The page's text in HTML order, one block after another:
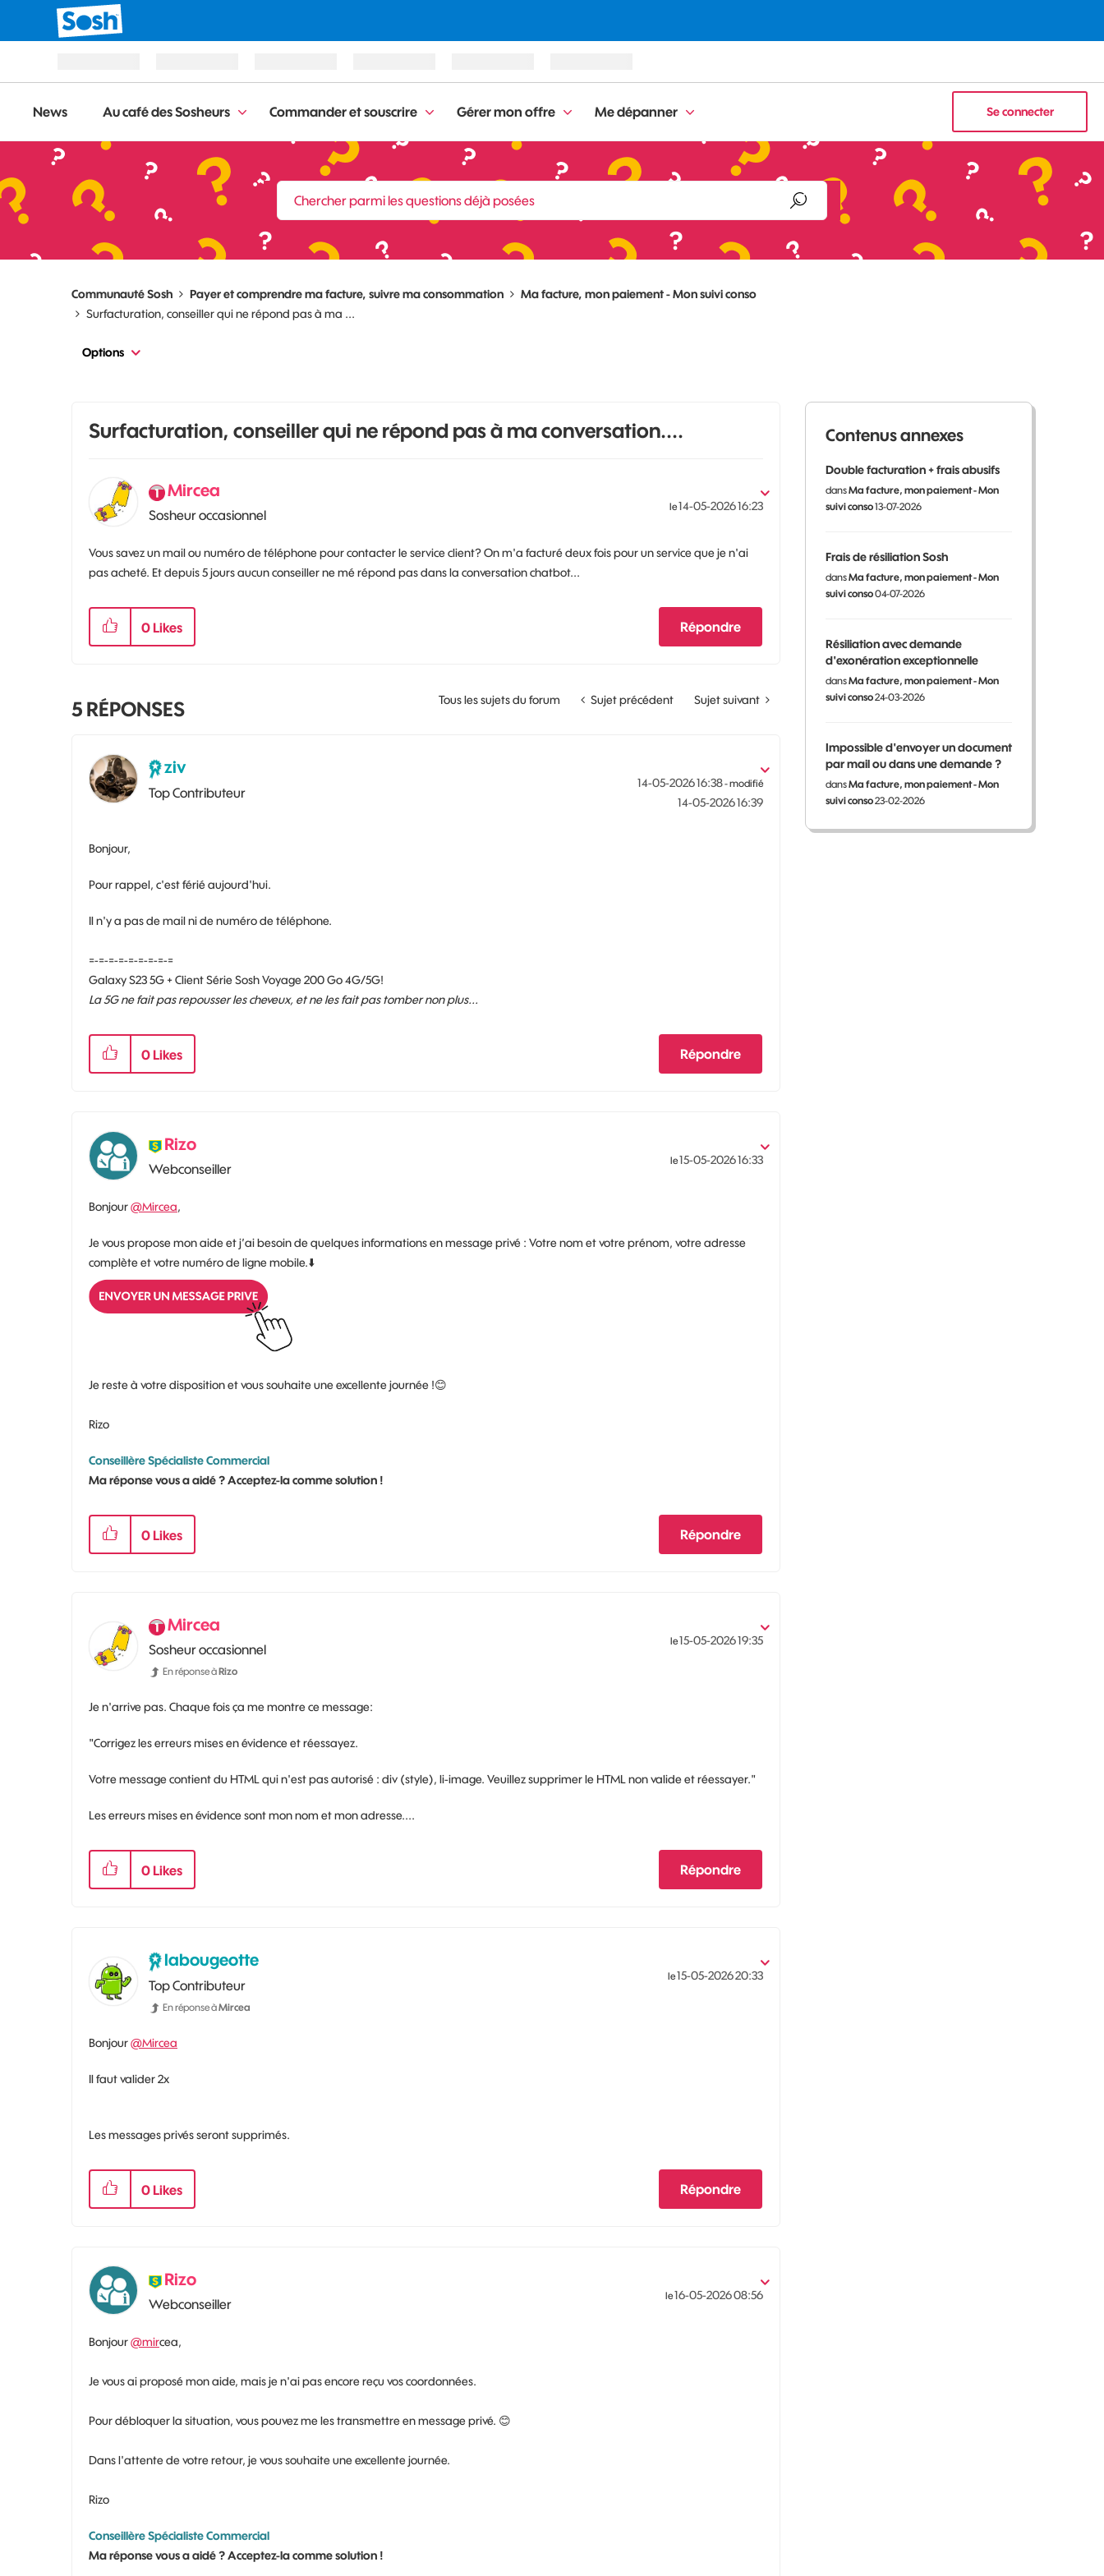
News Au café des Sosheurs Commander et souscrire Gérer mon offre Me dépanner Se connecter
Communauté Sosh Payer et comprendre ma facture, suivre ma consommation
Ma facture, mon paiement - Mon suivi conso
Surfacturation, conseiller qui ne répond pas à ma ...
Options
Surfacturation, conseiller qui ne répond pas à ma conversation....
Mircea
Sosheur occasionnel
le‎14-05-202616:23
Vous savez un mail ou numéro de téléphone pour contacter le service client? On m'a facturé deux fois pour un service que je n'ai
pas acheté. Et depuis 5 jours aucun conseiller ne mé répond pas dans la conversation chatbot...
0 Likes Répondre
Tous les sujets du forum Sujet précédent Sujet suivant
5 RÉPONSES
ziv
Top Contributeur
‎14-05-202616:38- modifié
‎14-05-202616:39
Bonjour,
Pour rappel, c'est férié aujourd'hui.
Il n'y a pas de mail ni de numéro de téléphone.
=-=-=-=-=-=-=-=-=
Galaxy S23 5G + Client Série Sosh Voyage 200 Go 4G/5G!
La 5G ne fait pas repousser les cheveux, et ne les fait pas tomber non plus...
0 Likes Répondre
Rizo
Webconseiller
le‎15-05-202616:33
Bonjour@Mircea,
Je vous propose mon aide et j’ai besoin de quelques informations en message privé : Votre nom et votre prénom, votre adresse
complète et votre numéro de ligne mobile.⬇️
Je reste à votre disposition et vous souhaite une excellente journée !😊
Rizo
Conseillère Spécialiste Commercial
Ma réponse vous a aidé ? Acceptez-la comme solution !
0 Likes Répondre
Mircea
Sosheur occasionnel
En réponse àRizo
le‎15-05-202619:35
Je n'arrive pas. Chaque fois ça me montre ce message:
"Corrigez les erreurs mises en évidence et réessayez.
Votre message contient du HTML qui n'est pas autorisé : div (style), li-image. Veuillez supprimer le HTML non valide et réessayer."
Les erreurs mises en évidence sont mon nom et mon adresse....
0 Likes Répondre
labougeotte
Top Contributeur
En réponse àMircea
le‎15-05-202620:33
Bonjour@Mircea
Il faut valider 2x
Les messages privés seront supprimés.
0 Likes Répondre
Rizo
Webconseiller
le‎16-05-202608:56
Bonjour@mircea,
Je vous ai proposé mon aide, mais je n'ai pas encore reçu vos coordonnées.
Pour débloquer la situation, vous pouvez me les transmettre en message privé. 😊
Dans l'attente de votre retour, je vous souhaite une excellente journée.
Rizo
Conseillère Spécialiste Commercial
Ma réponse vous a aidé ? Acceptez-la comme solution !
Contenus annexes
Double facturation + frais abusifs
dansMa facture, mon paiement - Mon
suivi conso13-07-2026
Frais de résiliation Sosh
dansMa facture, mon paiement - Mon
suivi conso04-07-2026
Résiliation avec demande
d'exonération exceptionnelle
dansMa facture, mon paiement - Mon
suivi conso24-03-2026
Impossible d'envoyer un document
par mail ou dans une demande ?
dansMa facture, mon paiement - Mon
suivi conso23-02-2026